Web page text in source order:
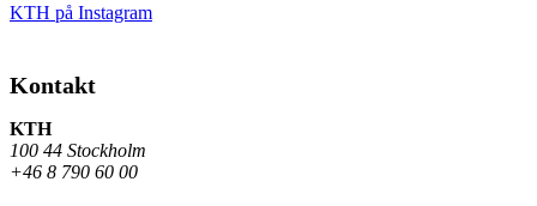
KTH på Instagram
Kontakt
KTH
100 44 Stockholm
+46 8 790 60 00